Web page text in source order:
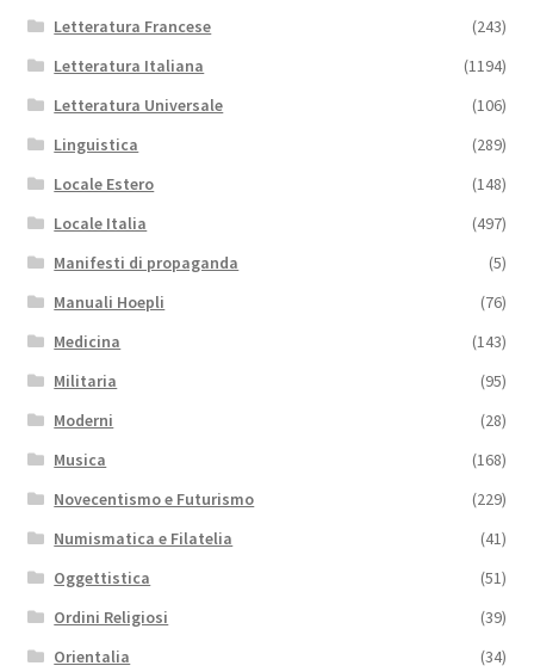
Letteratura Francese
(243)
Letteratura Italiana
(1194)
Letteratura Universale
(106)
Linguistica
(289)
Locale Estero
(148)
Locale Italia
(497)
Manifesti di propaganda
(5)
Manuali Hoepli
(76)
Medicina
(143)
Militaria
(95)
Moderni
(28)
Musica
(168)
Novecentismo e Futurismo
(229)
Numismatica e Filatelia
(41)
Oggettistica
(51)
Ordini Religiosi
(39)
Orientalia
(34)